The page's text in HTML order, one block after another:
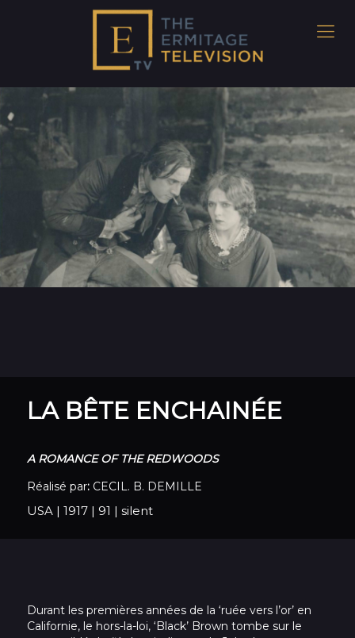
LA BÊTE ENCHAINÉE
A ROMANCE OF THE REDWOODS
Réalisé par:CECIL. B. DEMILLE
USA| 1917| 91 | silent
Durant les premières années de la ‘ruée vers l’or’ en
Californie, le hors-la-loi, ‘Black’ Brown tombe sur le